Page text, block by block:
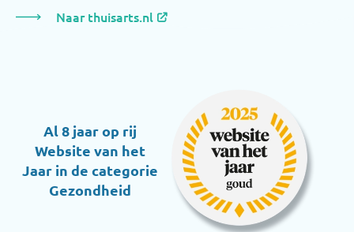
Naar thuisarts.nl
Al 8 jaar op rij
Website van het
Jaar in de categorie
Gezondheid